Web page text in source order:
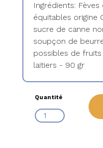
Ingrédients:
équitables origine
sucre de canne
soupçon de
possibles de
laitiers - 90 gr
Quantité